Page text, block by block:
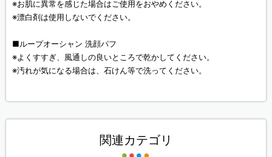
※お肌に異常を感じた場合はご使用をおやめください。
※漂白剤は使用しないでください。
■ループオーシャン 洗顔パフ
※よくすすぎ、風通しの良いところで乾かしてください。
※汚れが気になる場合は、石けん等で洗ってください。
関連カテゴリ